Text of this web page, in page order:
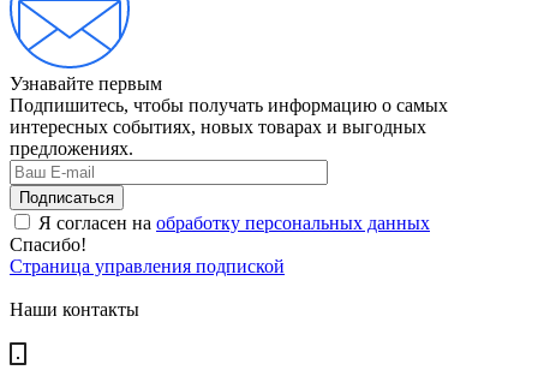
Узнавайте первым
Подпишитесь, чтобы получать информацию о самых
интересных событиях, новых товарах и выгодных
предложениях.
Я согласен на обработку персональных данных
Спасибо!
Страница управления подпиской
Наши контакты